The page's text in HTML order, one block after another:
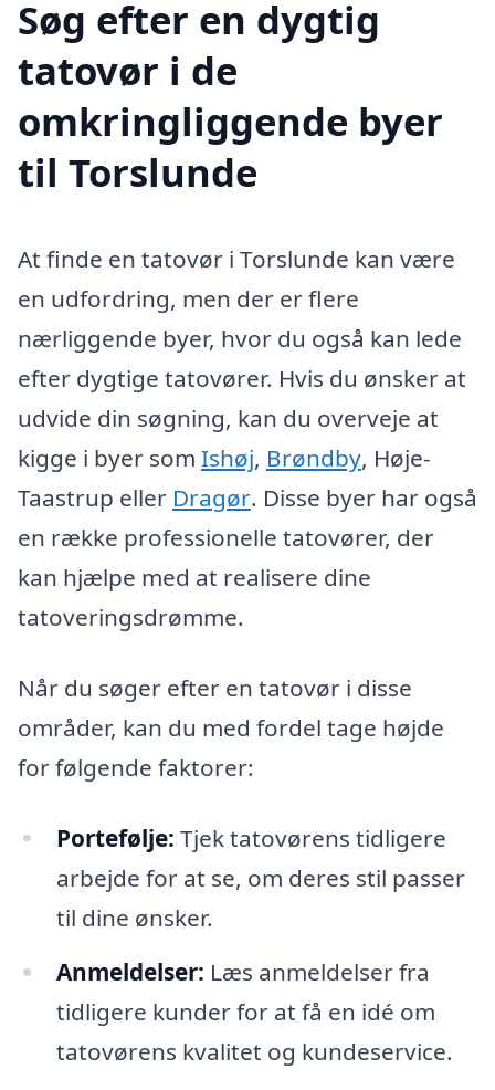
Søg efter en dygtig
tatovør i de
omkringliggende byer
til Torslunde
At finde en tatovør i Torslunde kan være
en udfordring, men der er flere
nærliggende byer, hvor du også kan lede
efter dygtige tatovører. Hvis du ønsker at
udvide din søgning, kan du overveje at
kigge i byer som Ishøj, Brøndby, Høje-
Taastrup eller Dragør. Disse byer har også
en række professionelle tatovører, der
kan hjælpe med at realisere dine
tatoveringsdrømme.
Når du søger efter en tatovør i disse
områder, kan du med fordel tage højde
for følgende faktorer:
Portefølje: Tjek tatovørens tidligere
arbejde for at se, om deres stil passer
til dine ønsker.
Anmeldelser: Læs anmeldelser fra
tidligere kunder for at få en idé om
tatovørens kvalitet og kundeservice.